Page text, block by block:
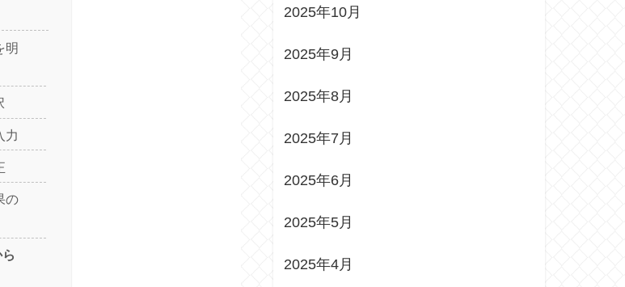
明
力
の
2025年10月
2025年9月
2025年8月
2025年7月
2025年6月
2025年5月
2025年4月